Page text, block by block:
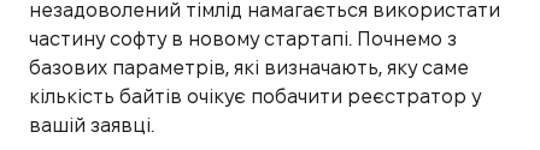
незадоволений тімлід намагається використати
частину софту в новому стартапі. Почнемо з
базових параметрів, які визначають, яку саме
кількість байтів очікує побачити реєстратор у
вашій заявці.